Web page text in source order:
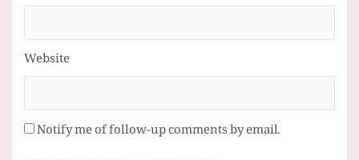
Website
Notify me of follow-up comments by email.